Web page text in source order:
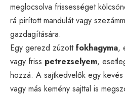
meglocsolva frissességet
rá pirított mandulát vagy
gazdagítására.
Egy gerezd zúzottfokhagyma,
vagy friss petrezselyem,
hozzá. A sajtkedvelők egy
vagy más kemény sajttal is